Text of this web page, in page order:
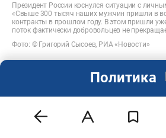
Президент России коснулся ситуации с
«Свыше 300 тысяч наших мужчин пришли в
контракты в прошлом году. В этом пришли
поток фактически добровольцев не
Фото: © Григорий Сысоев, РИА «Новости»
«Раскачивать до
повышать эти расходы
«Мы воюем не с украинским
нацистским режимом в Киеве,
Политика